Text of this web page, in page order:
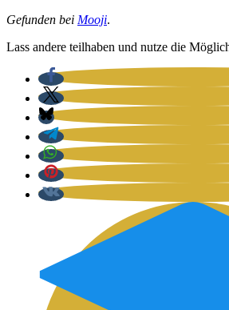
Gefun­den bei Moo­ji.
Lass ande­re teil­ha­ben und nut­ze die